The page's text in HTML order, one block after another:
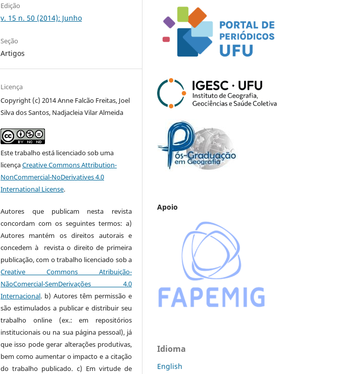
Edição
v. 15 n. 50 (2014): Junho
Seção
Artigos
Licença
Copyright (c) 2014 Anne Falcão Freitas, Joel
Silva dos Santos, Nadjacleia Vilar Almeida
Este trabalho está licenciado sob uma
licençaCreative Commons Attribution-
NonCommercial-NoDerivatives 4.0
International License.
Autores que publicam nesta revista
concordam com os seguintes termos: a)
Autores mantém os direitos autorais e
concedem à revista o direito de primeira
publicação, com o trabalho licenciado sob a
Creative Commons Atribuição-
NãoComercial-SemDerivações 4.0
Internacional. b) Autores têm permissão e
são estimulados a publicar e distribuir seu
trabalho online (ex.: em repositórios
institucionais ou na sua página pessoal), já
que isso pode gerar alterações produtivas,
bem como aumentar o impacto e a citação
do trabalho publicado. c) Em virtude de
Apoio
Idioma
English